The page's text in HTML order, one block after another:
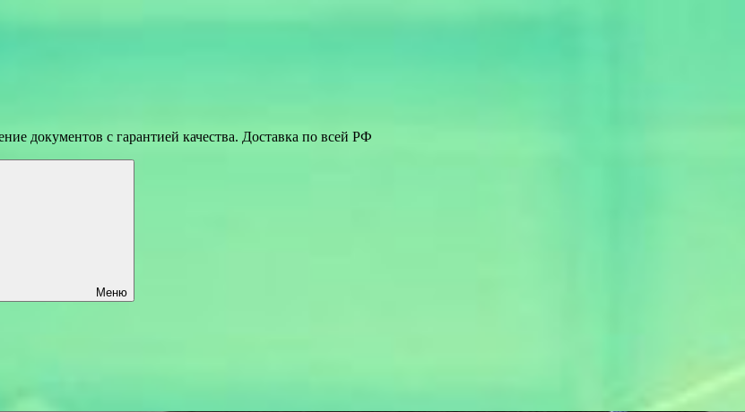
документов с гарантией качества. Доставка по всей РФ
Меню